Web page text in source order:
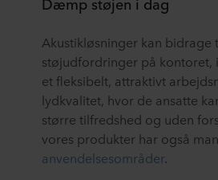
partneres privatlivspolitikker og
beslutning, til hvilke formål vores
cookies og dermed behandle
cookies.
Du kan til enhver tid trække dit
ændre det ved at klikke på cookie-
webstedet. Læs mere om vores
Akustikløsninger kan bidrage
støjudfordringer på kontoret,
et fleksibelt, attraktivt
lydkvalitet, hvor de ansatte
større tilfredshed og uden
vores produkter har også
anvendelsesområder.